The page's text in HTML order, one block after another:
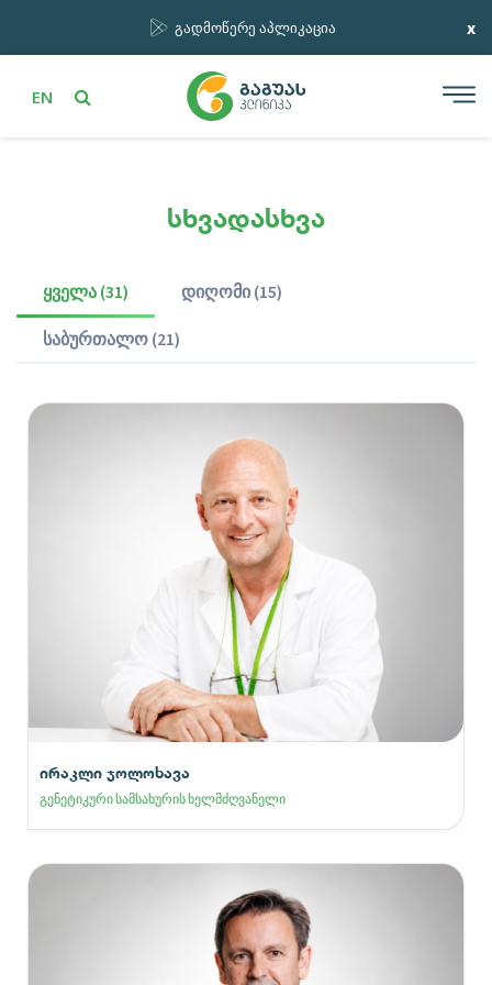
გადმოწერე აპლიკაცია x
EN
სხვადასხვა
ყველა (31) დიღომი (15)
საბურთალო (21)
ირაკლი ჯოლოხავა
გენეტიკური სამსახურის ხელმძღვანელი